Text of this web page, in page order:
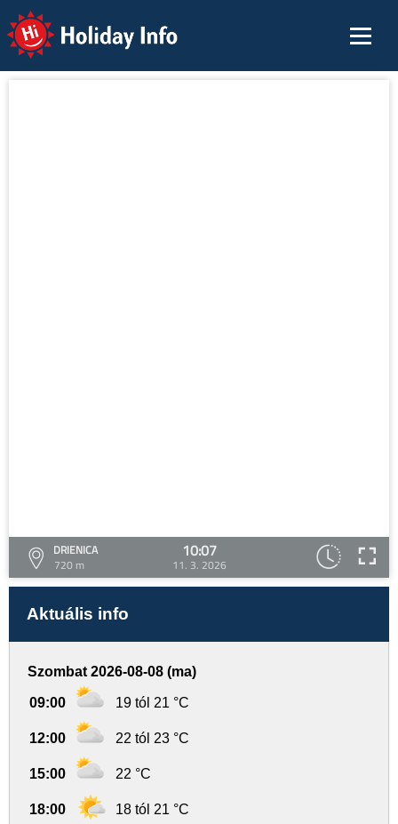
Holiday Info
DRIENICA
720 m
10:07
11. 3. 2026
Aktuális info
Szombat 2026-08-08 (ma)
09:00 19 tól 21 °C
12:00 22 tól 23 °C
15:00 22 °C
18:00 18 tól 21 °C